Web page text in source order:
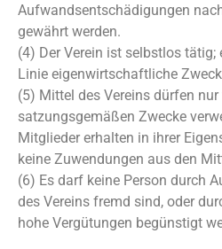
Aufwandsentschädigungen
gewährt werden.
(4) Der Verein ist selbstlos
Linie eigenwirtschaftliche
(5) Mittel des Vereins dürfen
satzungsgemäßen Zwecke
Mitglieder erhalten in ihrer
keine Zuwendungen aus den
(6) Es darf keine Person durch
des Vereins fremd sind, oder
hohe Vergütungen begünstigt